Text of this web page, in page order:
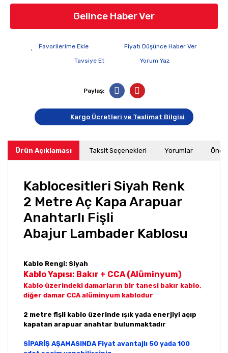
Gelince Haber Ver
Fiyatı Düşünce Haber Ver
Tavsiye Et
Yorum Yaz
Paylaş:
Kargo Ücretleri ve Teslimat Bilgisi
Ürün Açıklaması Taksit Seçenekleri Yorumlar
Kablocesitleri Siyah Renk
2 Metre Aç Kapa Arapuar
Anahtarlı Fişli
Abajur Lambader Kablosu
Kablo Rengi: Siyah
Kablo Yapısı: Bakır + CCA (Alüminyum)
Kablo üzerindeki damarların bir tanesi bakır kablo,
diğer damar CCA alüminyum kablodur
2 metre fişli kablo üzerinde ışık yada enerjiyi açıp
kapatan arapuar anahtar bulunmaktadır
SİPARİŞ AŞAMASINDA Fiyat avantajlı 50 yada 100